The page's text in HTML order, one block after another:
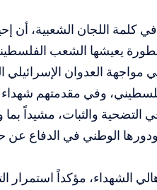
اللجان الشعبية، أن
يعيشها الشعب
مواجهة العدوان
وفي مقدمتهم شهداء
والثبات، مشيداً بما
ودورها الوطني في الدفاع
الشهداء، مؤكداً استمرار